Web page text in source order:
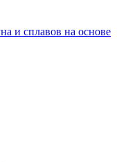
и сплавов на основе